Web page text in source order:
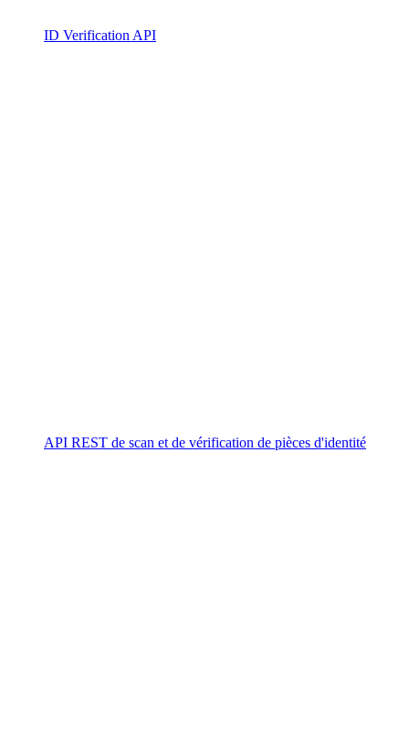
ID Verification API
API REST de scan et de vérification de pièces d'identité